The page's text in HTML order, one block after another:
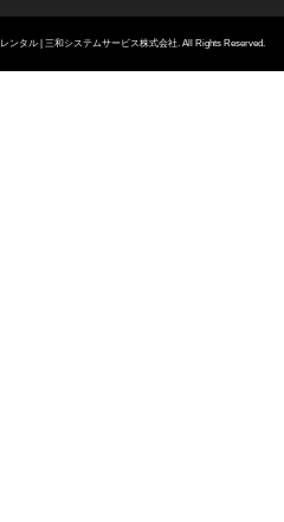
ンタル | 三和システムサービス株式会社. All Rights Reserved.